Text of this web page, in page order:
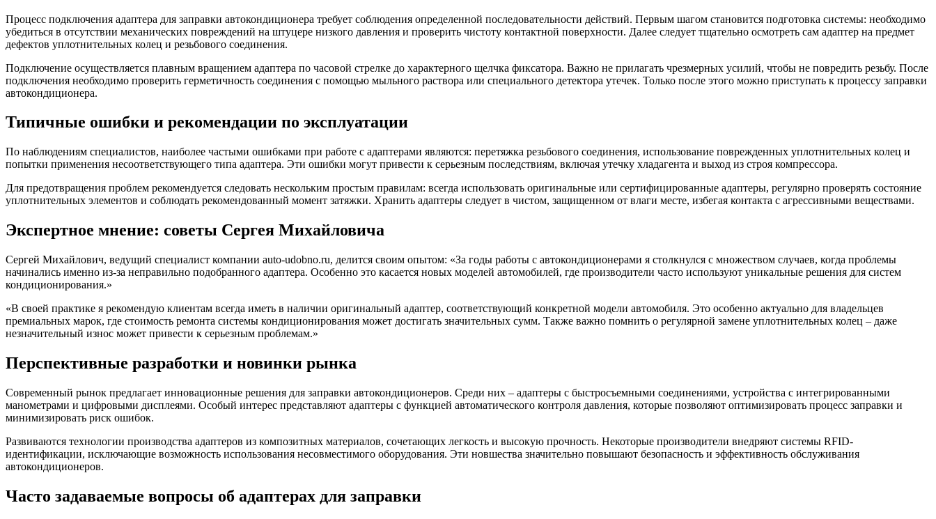
Процесс подключения адаптера для заправки автокондиционера требует соблюдения определенной последовательности действий. Первым шагом становится подготовка системы: необходимо
убедиться в отсутствии механических повреждений на штуцере низкого давления и проверить чистоту контактной поверхности. Далее следует тщательно осмотреть сам адаптер на предмет
дефектов уплотнительных колец и резьбового соединения.
Подключение осуществляется плавным вращением адаптера по часовой стрелке до характерного щелчка фиксатора. Важно не прилагать чрезмерных усилий, чтобы не повредить резьбу. После
подключения необходимо проверить герметичность соединения с помощью мыльного раствора или специального детектора утечек. Только после этого можно приступать к процессу заправки
автокондиционера.
Типичные ошибки и рекомендации по эксплуатации
По наблюдениям специалистов, наиболее частыми ошибками при работе с адаптерами являются: перетяжка резьбового соединения, использование поврежденных уплотнительных колец и
попытки применения несоответствующего типа адаптера. Эти ошибки могут привести к серьезным последствиям, включая утечку хладагента и выход из строя компрессора.
Для предотвращения проблем рекомендуется следовать нескольким простым правилам: всегда использовать оригинальные или сертифицированные адаптеры, регулярно проверять состояние
уплотнительных элементов и соблюдать рекомендованный момент затяжки. Хранить адаптеры следует в чистом, защищенном от влаги месте, избегая контакта с агрессивными веществами.
Экспертное мнение: советы Сергея Михайловича
Сергей Михайлович, ведущий специалист компании auto-udobno.ru, делится своим опытом: «За годы работы с автокондиционерами я столкнулся с множеством случаев, когда проблемы
начинались именно из-за неправильно подобранного адаптера. Особенно это касается новых моделей автомобилей, где производители часто используют уникальные решения для систем
кондиционирования.»
«В своей практике я рекомендую клиентам всегда иметь в наличии оригинальный адаптер, соответствующий конкретной модели автомобиля. Это особенно актуально для владельцев
премиальных марок, где стоимость ремонта системы кондиционирования может достигать значительных сумм. Также важно помнить о регулярной замене уплотнительных колец – даже
незначительный износ может привести к серьезным проблемам.»
Перспективные разработки и новинки рынка
Современный рынок предлагает инновационные решения для заправки автокондиционеров. Среди них – адаптеры с быстросъемными соединениями, устройства с интегрированными
манометрами и цифровыми дисплеями. Особый интерес представляют адаптеры с функцией автоматического контроля давления, которые позволяют оптимизировать процесс заправки и
минимизировать риск ошибок.
Развиваются технологии производства адаптеров из композитных материалов, сочетающих легкость и высокую прочность. Некоторые производители внедряют системы RFID-
идентификации, исключающие возможность использования несовместимого оборудования. Эти новшества значительно повышают безопасность и эффективность обслуживания
автокондиционеров.
Часто задаваемые вопросы об адаптерах для заправки